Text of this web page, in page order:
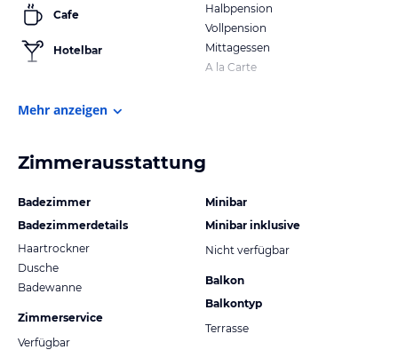
Cafe
Hotelbar
Halbpension
Vollpension
Mittagessen
A la Carte
Mehr anzeigen
Zimmerausstattung
Badezimmer
Badezimmerdetails
Haartrockner
Dusche
Badewanne
Zimmerservice
Verfügbar
Minibar
Minibar inklusive
Nicht verfügbar
Balkon
Balkontyp
Terrasse